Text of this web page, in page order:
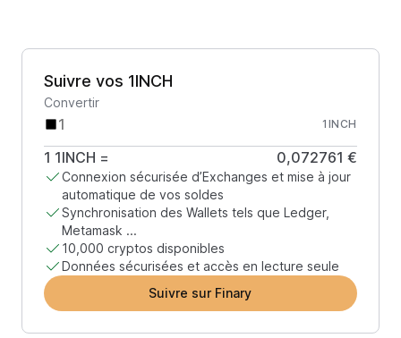
Suivre vos 1INCH
Convertir
1INCH
1 1INCH = 0,072761 €
Connexion sécurisée d’Exchanges et mise à jour
automatique de vos soldes
Synchronisation des Wallets tels que Ledger,
Metamask ...
10,000 cryptos disponibles
Données sécurisées et accès en lecture seule
Suivre sur Finary